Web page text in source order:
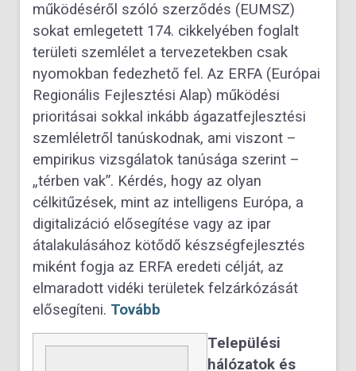
működéséről szóló szerződés (EUMSZ)
sokat emlegetett 174. cikkelyében foglalt
területi szemlélet a tervezetekben csak
nyomokban fedezhető fel. Az ERFA (Európai
Regionális Fejlesztési Alap) működési
prioritásai sokkal inkább ágazatfejlesztési
szemléletről tanúskodnak, ami viszont –
empirikus vizsgálatok tanúsága szerint –
„térben vak”. Kérdés, hogy az olyan
célkitűzések, mint az intelligens Európa, a
digitalizáció elősegítése vagy az ipar
átalakulásához kötődő készségfejlesztés
miként fogja az ERFA eredeti célját, az
elmaradott vidéki területek felzárkózását
elősegíteni. Tovább
Települési
hálózatok és